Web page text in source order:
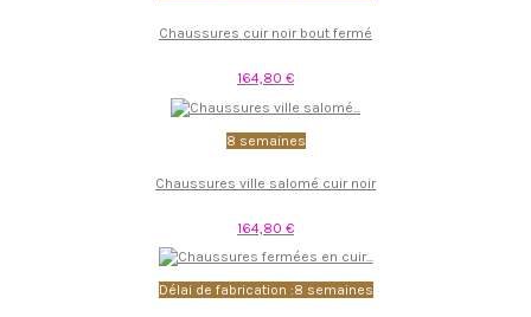
Chaussures cuir noir bout fermé
164,80 €
8 semaines
Chaussures ville salomé cuir noir
164,80 €
Délai de fabrication :8 semaines